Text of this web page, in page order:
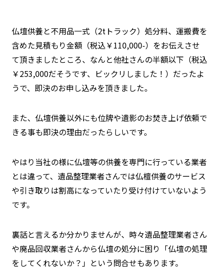
仏壇供養と不用品一式（2tトラック）処分料、運搬費を
含めた見積もり金額（税込￥110,000-）をお伝えさせ
て頂きましたところ、なんと他社さんの半額以下（税込
￥253,000だそうです、ビックリしました！）だったよ
うで、即決のお申し込みを頂きました。
また、仏壇供養以外にも位牌や遺影のお焚き上げ依頼で
きる事も即決の理由だったらしいです。
やはり当社の様に仏壇等の供養を専門に行っている業者
とは違って、遺品整理業者さんでは仏檀供養のサービス
や引き取りは割高になっていたり受け付けていないよう
です。
裏話と言えるか分かりませんが、時々遺品整理業者さん
や廃品回収業者さんから仏壇の処分に困り「仏壇の処理
をしてくれないか？」という問合せもあります。